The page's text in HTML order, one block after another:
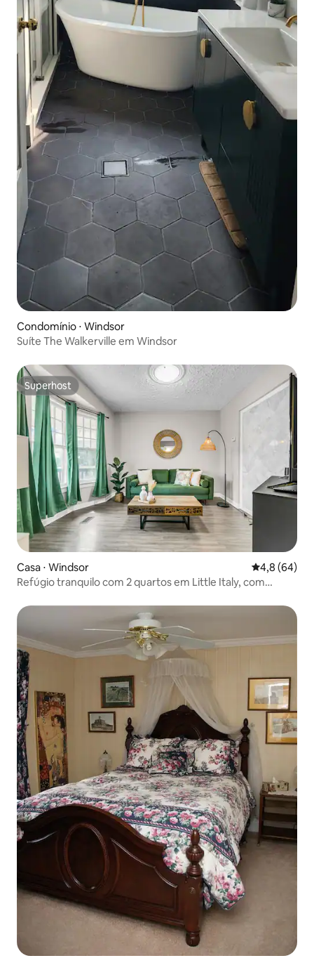
Condomínio ⋅ Windsor
Suíte The Walkerville em Windsor
Superhost
Superhost
Casa ⋅ Windsor 4,8 de uma
4,8 (64)
Refúgio tranquilo com 2 quartos em Little Italy, com